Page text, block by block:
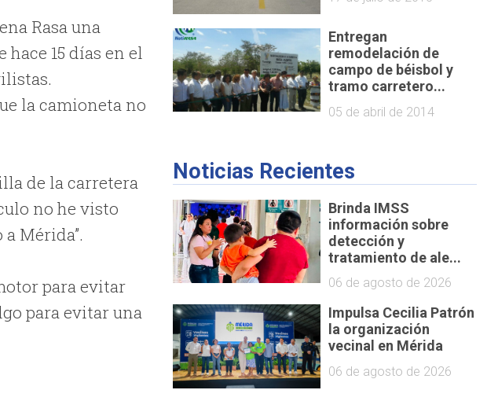
Rasa una
15 días en el
la camioneta no
de la carretera
no he visto
Mérida”.
para evitar
para evitar una
Entregan
remodelación de
campo de béisbol y
tramo carretero...
05 de abril de 2014
Noticias Recientes
Brinda IMSS
información sobre
detección y
tratamiento de ale...
06 de agosto de 2026
Impulsa Cecilia Patrón
la organización
vecinal en Mérida
06 de agosto de 2026